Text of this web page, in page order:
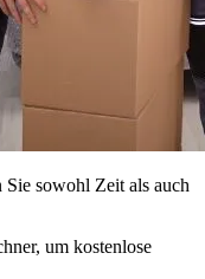
Sie sowohl Zeit als auch
um kostenlose